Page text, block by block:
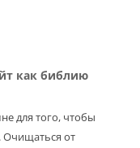
как библию
для того, чтобы
Очищаться от